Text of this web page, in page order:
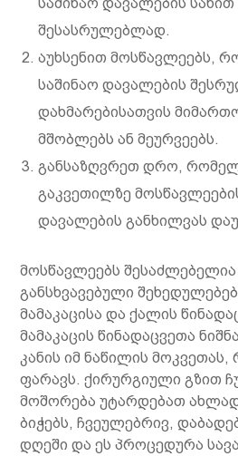
შესასრულებლად.
აუხსენით მოსწავლეებს,
საშინაო დავალების
დახმარებისათვის
მშობლებს ან მეურვეებს.
განსაზღვრეთ დრო,
გაკვეთილზე
დავალების განხილვას
მოსწავლეებს
განსხვავებული
მამაკაცისა და ქალის
მამაკაცის წინადაცვეთა
კანის იმ ნაწილის
ფარავს. ქირურგიული გზით
მოშორება უტარდებათ
ბიჭებს, ჩვეულებრივ,
დღეში და ეს პროცედურა